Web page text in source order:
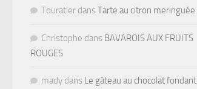
Touratier dans Tarte au citron meringuée
Christophe dans BAVAROIS AUX FRUITS
ROUGES
mady dans Le gâteau au chocolat fondant